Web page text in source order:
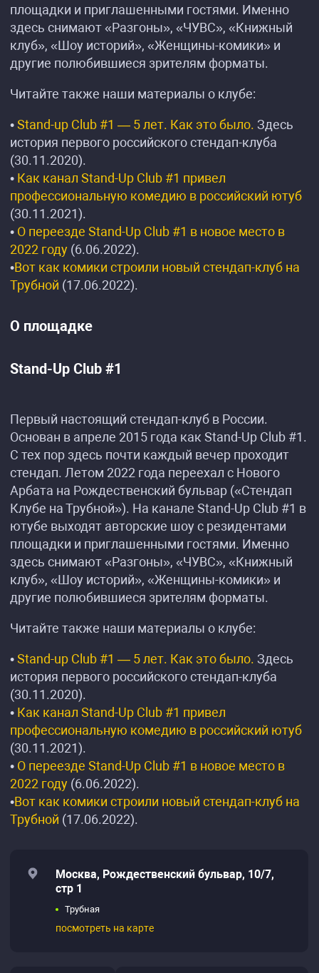
площадки и приглашенными гостями. Именно
здесь снимают «Разгоны», «ЧУВС», «Книжный
клуб», «Шоу историй», «Женщины-комики» и
другие полюбившиеся зрителям форматы.
Читайте также наши материалы о клубе:
•Stand-up Club #1 — 5 лет. Как это было. Здесь
история первого российского стендап-клуба
(30.11.2020).
• Как канал Stand-Up Club #1 привел
профессиональную комедию в российский ютуб
(30.11.2021).
• О переезде Stand-Up Club #1 в новое место в
2022 году (6.06.2022).
•Вот как комики строили новый стендап-клуб на
Трубной (17.06.2022).
О площадке
Stand-Up Club #1
Первый настоящий стендап-клуб в России.
Основан в апреле 2015 года как Stand-Up Club #1.
С тех пор здесь почти каждый вечер проходит
стендап. Летом 2022 года переехал с Нового
Арбата на Рождественский бульвар («Стендап
Клубе на Трубной»). На канале Stand-Up Club #1 в
ютубе выходят авторские шоу с резидентами
площадки и приглашенными гостями. Именно
здесь снимают «Разгоны», «ЧУВС», «Книжный
клуб», «Шоу историй», «Женщины-комики» и
другие полюбившиеся зрителям форматы.
Читайте также наши материалы о клубе:
•Stand-up Club #1 — 5 лет. Как это было. Здесь
история первого российского стендап-клуба
(30.11.2020).
• Как канал Stand-Up Club #1 привел
профессиональную комедию в российский ютуб
(30.11.2021).
• О переезде Stand-Up Club #1 в новое место в
2022 году (6.06.2022).
•Вот как комики строили новый стендап-клуб на
Трубной (17.06.2022).
Москва, Рождественский бульвар, 10/7,
стр 1
Трубная
посмотреть на карте